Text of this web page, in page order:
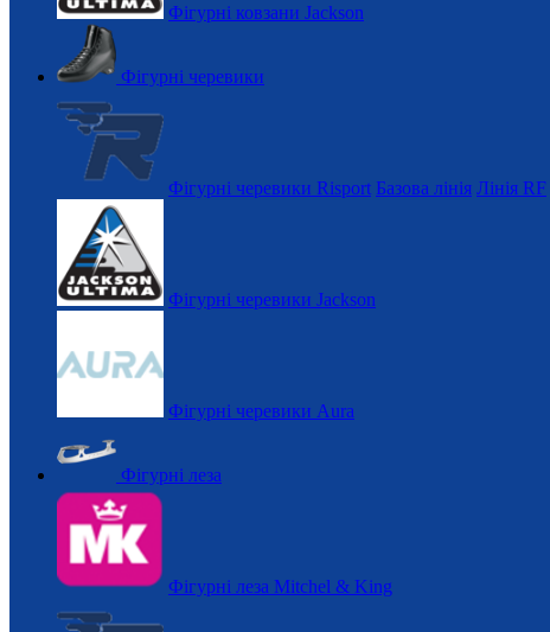
Фігурні ковзани Jackson
Фігурні черевики
Фігурні черевики Risport Базова лінія Лінія RF
Фігурні черевики Jackson
Фігурні черевики Aura
Фігурні леза
Фігурні леза Mitchel & King